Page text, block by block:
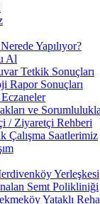
Yapılıyor?
Al
Tetkik Sonuçları
Rapor Sonuçları
ve
/ Ziyaretçi Rehberi
Çalışma Saatlerimiz
Yerleşkesi
Semt Polikliniği
Yataklı